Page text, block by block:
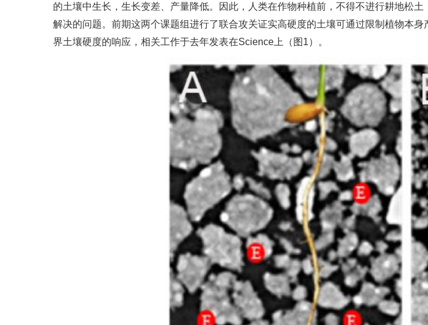
的土壤中生长，生长变差、产量降低。因此，人类在作物种植前，不得不进行耕地松
解决的问题。前期这两个课题组进行了联合攻关证实高硬度的土壤可通过限制植物本
界土壤硬度的响应，相关工作于去年发表在Science上（图1）。